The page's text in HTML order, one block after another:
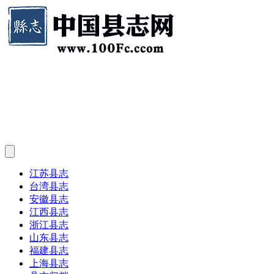
江苏县志
台湾县志
安徽县志
江西县志
浙江县志
山东县志
福建县志
上海县志